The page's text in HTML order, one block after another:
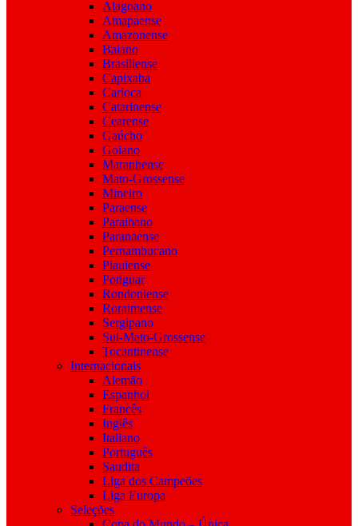
Alagoano
Amapaense
Amazonense
Baiano
Brasiliense
Capixaba
Carioca
Catarinense
Cearense
Gaúcho
Goiano
Maranhense
Mato-Grossense
Mineiro
Paraense
Paraibano
Paranaense
Pernambucano
Piauiense
Potiguar
Rondoniense
Roraimense
Sergipano
Sul-Mato-Grossense
Tocantinense
Internacionais
Alemão
Espanhol
Francês
Inglês
Italiano
Português
Saudita
Liga dos Campeões
Liga Europa
Seleções